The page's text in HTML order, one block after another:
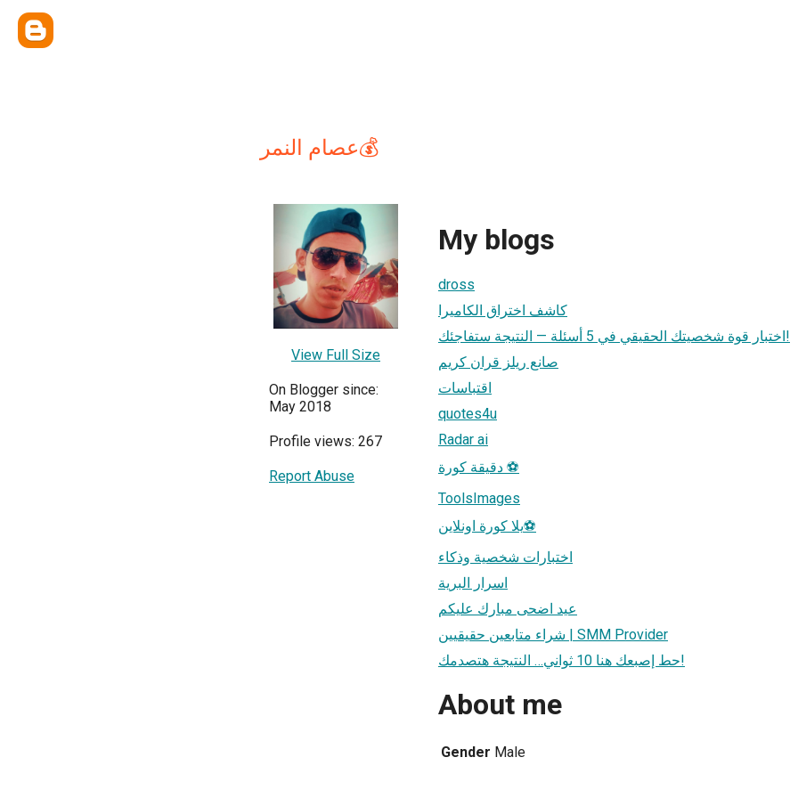
عصام النمر💰
View Full Size
On Blogger since:
May 2018
Profile views: 267
Report Abuse
My blogs
dross
كاشف اختراق الكاميرا
اختبار قوة شخصيتك الحقيقي في 5 أسئلة — النتيجة ستفاجئك!
صانع ريلز قران كريم
اقتباسات
quotes4u
Radar ai
دقيقة كورة ⚽
ToolsImages
يلا كورة اونلاين⚽
اختبارات شخصية وذكاء
اسرار البرية
عيد اضحى مبارك عليكم
شراء متابعين حقيقيين | SMM Provider
حط إصبعك هنا 10 ثواني… النتيجة هتصدمك!
About me
Gender Male